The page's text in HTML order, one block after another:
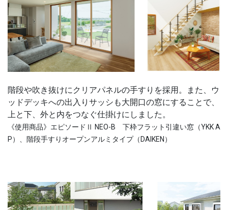
階段や吹き抜けにクリアパネルの手すりを採用。また、ウ
ッドデッキへの出入りサッシも大開口の窓にすることで、
上と下、外と内をつなぐ仕掛けにしました。
《使用商品》エピソードⅡ NEO-B 下枠フラット引違い窓（YKK A
P）、階段手すりオープンアルミタイプ（DAIKEN）